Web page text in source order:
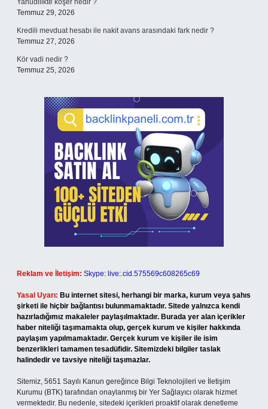
Yahudilikte koşer nedir ?
Temmuz 29, 2026
Kredili mevduat hesabı ile nakit avans arasındaki fark nedir ?
Temmuz 27, 2026
Kör vadi nedir ?
Temmuz 25, 2026
Reklam ve İletişim: Skype: live:.cid.575569c608265c69
Yasal Uyarı: Bu internet sitesi, herhangi bir marka, kurum veya şahıs
şirketi ile hiçbir bağlantısı bulunmamaktadır. Sitede yalnızca kendi
hazırladığımız makaleler paylaşılmaktadır. Burada yer alan içerikler
haber niteliği taşımamakta olup, gerçek kurum ve kişiler hakkında
paylaşım yapılmamaktadır. Gerçek kurum ve kişiler ile isim
benzerlikleri tamamen tesadüfidir. Sitemizdeki bilgiler taslak
halindedir ve tavsiye niteliği taşımazlar.
Sitemiz, 5651 Sayılı Kanun gereğince Bilgi Teknolojileri ve İletişim
Kurumu (BTK) tarafından onaylanmış bir Yer Sağlayıcı olarak hizmet
vermektedir. Bu nedenle, sitedeki içerikleri proaktif olarak denetleme